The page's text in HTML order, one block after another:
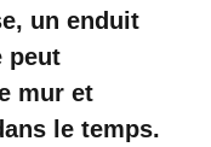
un enduit
peut
mur et
le temps.